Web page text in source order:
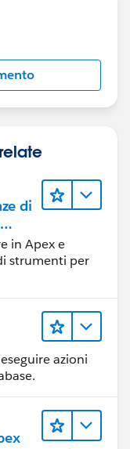
di
in Apex e
strumenti per
azioni